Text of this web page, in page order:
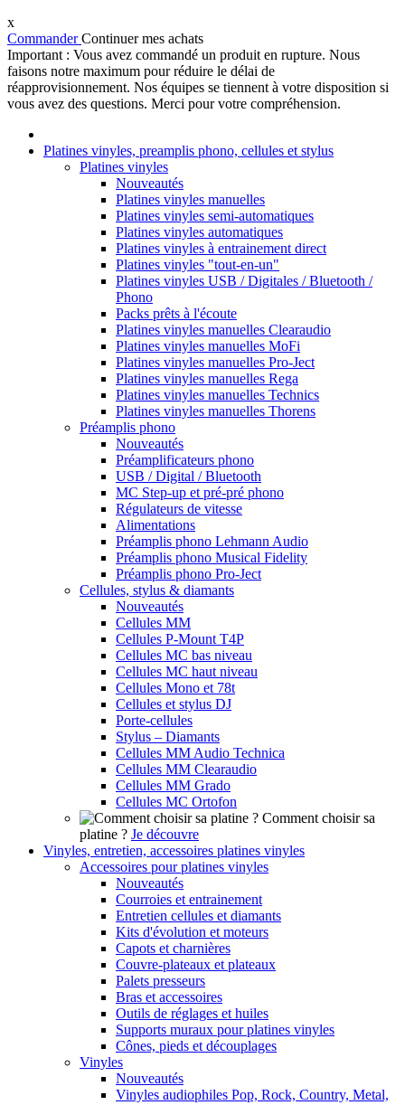
x
CommanderContinuer mes achats
Important : Vous avez commandé un produit en rupture. Nous
faisons notre maximum pour réduire le délai de
réapprovisionnement. Nos équipes se tiennent à votre disposition si
vous avez des questions. Merci pour votre compréhension.
Platines vinyles, preamplis phono, cellules et stylus
Platines vinyles
Nouveautés
Platines vinyles manuelles
Platines vinyles semi-automatiques
Platines vinyles automatiques
Platines vinyles à entrainement direct
Platines vinyles "tout-en-un"
Platines vinyles USB / Digitales / Bluetooth /
Phono
Packs prêts à l'écoute
Platines vinyles manuelles Clearaudio
Platines vinyles manuelles MoFi
Platines vinyles manuelles Pro-Ject
Platines vinyles manuelles Rega
Platines vinyles manuelles Technics
Platines vinyles manuelles Thorens
Préamplis phono
Nouveautés
Préamplificateurs phono
USB / Digital / Bluetooth
MC Step-up et pré-pré phono
Régulateurs de vitesse
Alimentations
Préamplis phono Lehmann Audio
Préamplis phono Musical Fidelity
Préamplis phono Pro-Ject
Cellules, stylus & diamants
Nouveautés
Cellules MM
Cellules P-Mount T4P
Cellules MC bas niveau
Cellules MC haut niveau
Cellules Mono et 78t
Cellules et stylus DJ
Porte-cellules
Stylus – Diamants
Cellules MM Audio Technica
Cellules MM Clearaudio
Cellules MM Grado
Cellules MC Ortofon
Comment choisir sa
platine ? Je découvre
Vinyles, entretien, accessoires platines vinyles
Accessoires pour platines vinyles
Nouveautés
Courroies et entrainement
Entretien cellules et diamants
Kits d'évolution et moteurs
Capots et charnières
Couvre-plateaux et plateaux
Palets presseurs
Bras et accessoires
Outils de réglages et huiles
Supports muraux pour platines vinyles
Cônes, pieds et découplages
Vinyles
Nouveautés
Vinyles audiophiles Pop, Rock, Country, Metal,